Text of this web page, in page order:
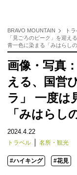
BRAVO MOUNTAIN
ト
「見ごろのピーク」を迎え
青一色に染まる「みはらし
画像・写真
える、国営
ラ」 一度は
「みはらし
2024.4.22
トラベル 名所・観光
#ハイキング #花見